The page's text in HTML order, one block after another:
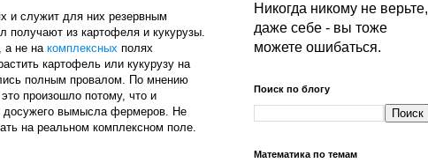
и служит для них резервным
получают из картофеля и кукурузы.
а не на комплексных полях
картофель или кукурузу на
полным провалом. По мнению
произошло потому, что и
досужего вымысла фермеров. Не
на реальном комплексном поле.
Никогда никому не верьте,
даже себе - вы тоже
можете ошибаться.
Поиск по блогу
Математика по темам